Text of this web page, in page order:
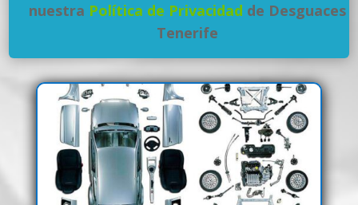
nuestra Política de Privacidad de Desguaces
Tenerife